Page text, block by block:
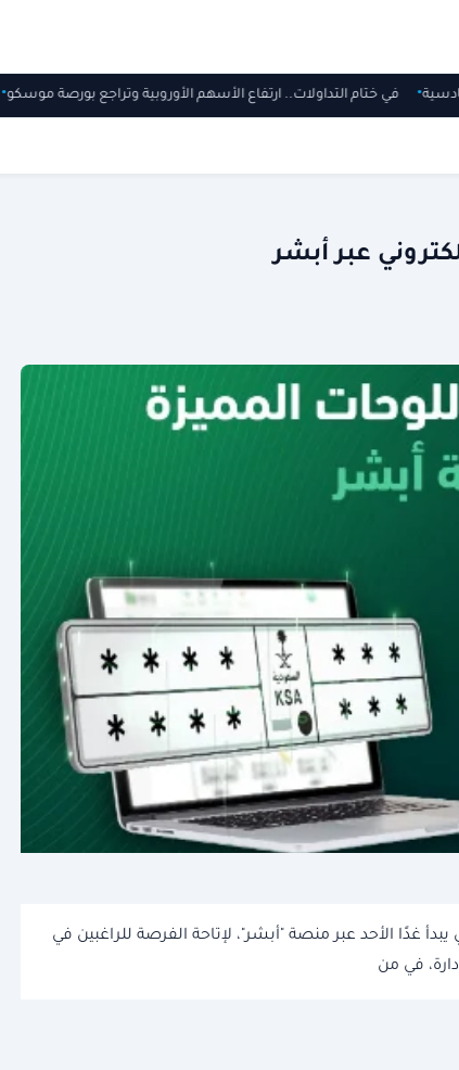
في ختام التداولات.. ارتفاع الأسهم الأوروبية وتراجع بورصة موسكو
عبر أبشر
يبدأ غدًا الأحد عبر منصة "أبشر"، لإتاحة الفرصة للراغبين في
في من